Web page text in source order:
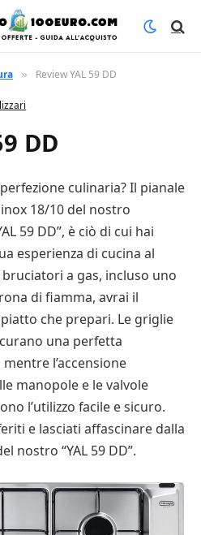
» Review YAL 59 DD
DD
culinaria? Il pianale
18/10 del nostro
59 DD”, è ciò di cui hai
esperienza di cucina al
bruciatori a gas, incluso uno
di fiamma, avrai il
che prepari. Le griglie
una perfetta
l’accensione
manopole e le valvole
l’utilizzo facile e sicuro.
e lasciati affascinare dalla
nostro “YAL 59 DD”.